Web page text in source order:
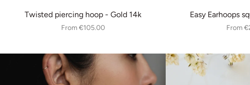
Twisted piercing hoop - Gold 14k
From €105.00
Easy Earhoops
From